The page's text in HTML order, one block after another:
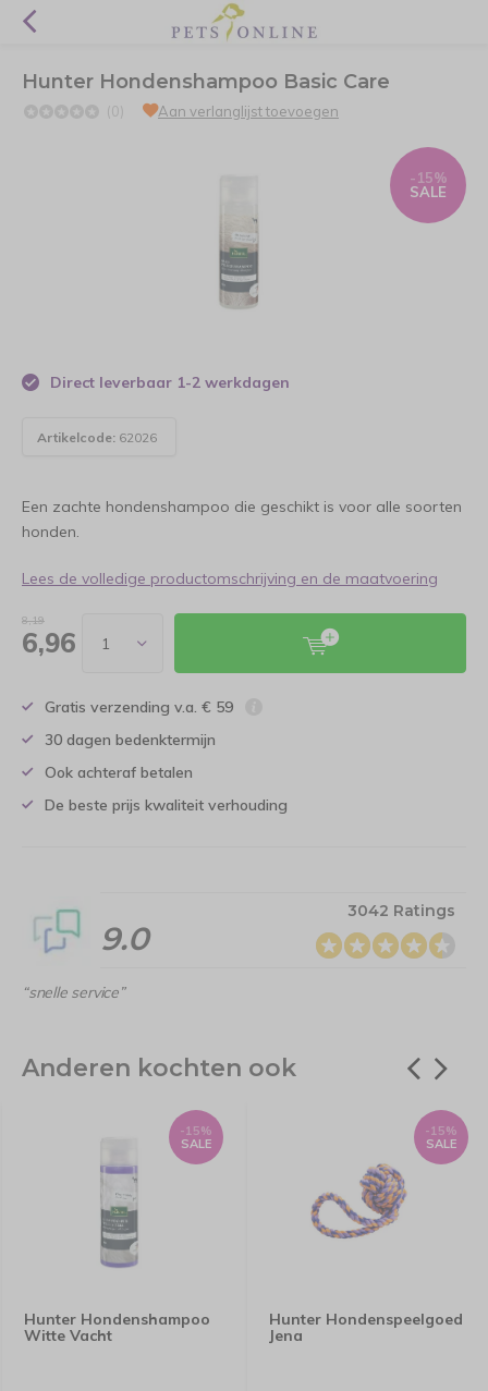
Hunter Hondenshampoo Basic Care
(0) Aan verlanglijst toevoegen
-15%
SALE
Direct leverbaar 1-2 werkdagen
Artikelcode: 62026
Een zachte hondenshampoo die geschikt is voor alle soorten
honden.
Lees de volledige productomschrijving en de maatvoering
8,19
6,96
Gratis verzending v.a. € 59
30 dagen bedenktermijn
Ook achteraf betalen
De beste prijs kwaliteit verhouding
9.0
3042 Ratings
“snelle service”
Anderen kochten ook
Hunter Hondenshampoo
Witte Vacht
-15%
SALE
Hunter Hondenspeelgoed
Jena
-15%
SALE